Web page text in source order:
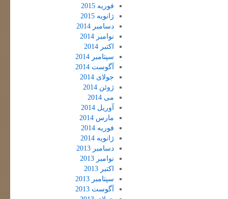
فوریه 2015
ژانویه 2015
دسامبر 2014
نوامبر 2014
اکتبر 2014
سپتامبر 2014
آگوست 2014
جولای 2014
ژوئن 2014
می 2014
آوریل 2014
مارس 2014
فوریه 2014
ژانویه 2014
دسامبر 2013
نوامبر 2013
اکتبر 2013
سپتامبر 2013
آگوست 2013